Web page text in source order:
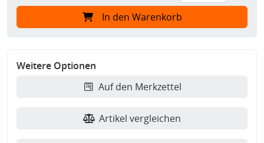
In den Warenkorb
Weitere Optionen
Auf den Merkzettel
Artikel vergleichen